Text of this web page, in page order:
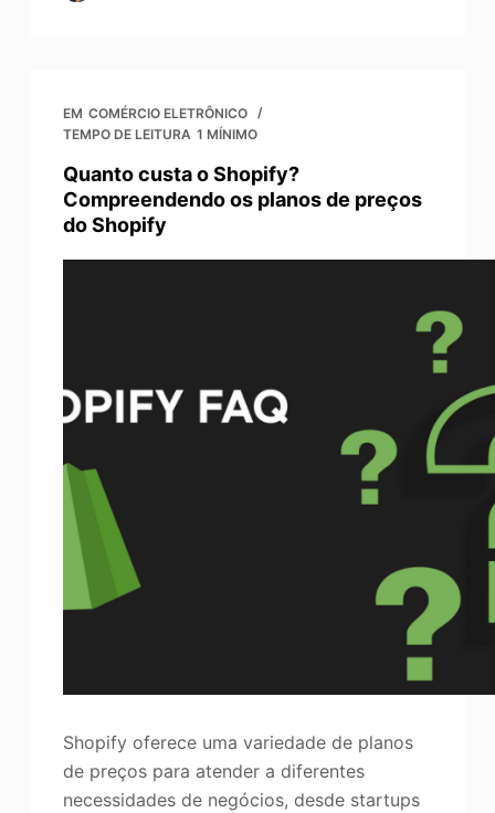
EM COMÉRCIO ELETRÔNICO
TEMPO DE LEITURA 1 MÍNIMO
Quanto custa o Shopify?
Compreendendo os planos de preços
do Shopify
Shopify oferece uma variedade de planos
de preços para atender a diferentes
necessidades de negócios, desde startups